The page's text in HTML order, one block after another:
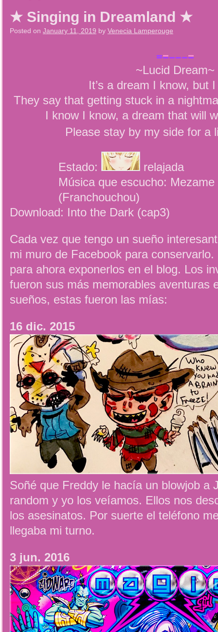
★ Singing in Dreamland ★
Posted on January 11, 2019 by Venecia Lamperouge
~Lucid Dream~
It’s a dream I know, but
They say that getting stuck in a
I know I know, a dream that will
Please stay by my side for a
Estado:
relajada
Música que escucho:
(Franchouchou)
Download: Into the Dark (cap3)
Cada vez que tengo un sueño
mi muro de Facebook para
para ahora exponerlos en el blog. Los
fueron sus más memorables aventuras
sueños, estas fueron las mías:
16 dic. 2015
Soñé que Freddy le hacía un blowjob a
random y yo los veíamos. Ellos nos
los asesinatos. Por suerte el teléfono
llegaba mi turno.
3 jun. 2016